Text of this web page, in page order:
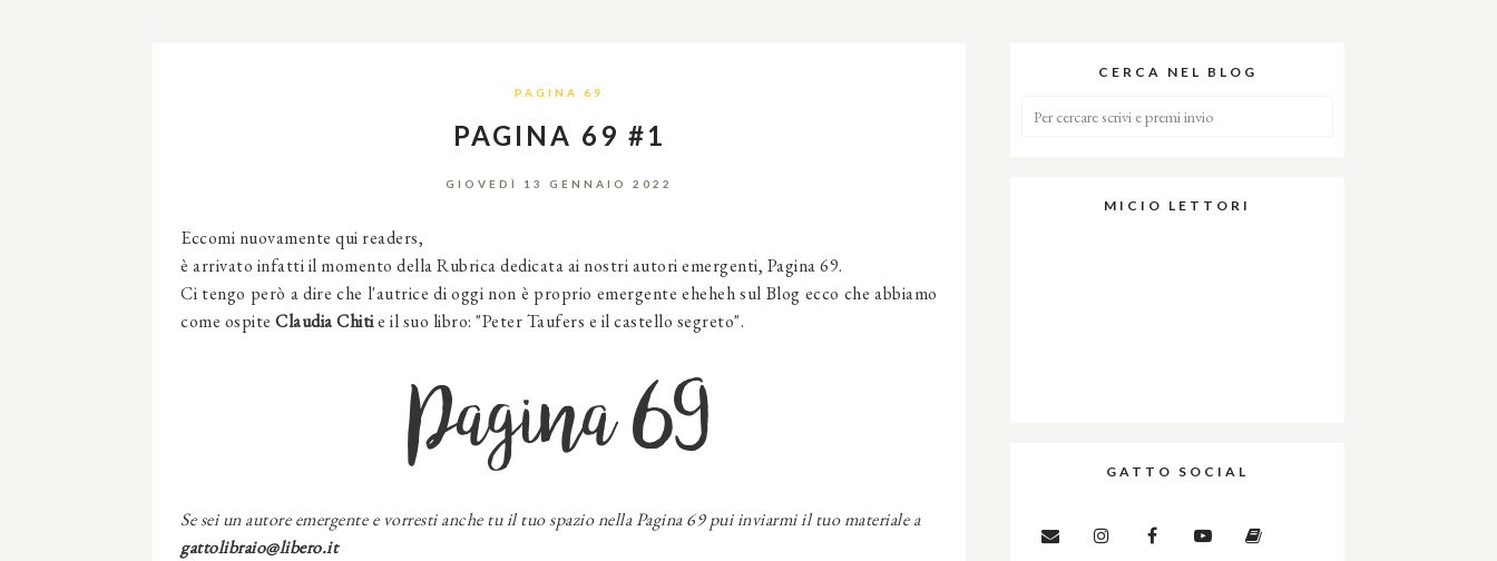
PAGINA 69
PAGINA 69 #1
GIOVEDÌ 13 GENNAIO 2022
Eccomi nuovamente qui readers,
è arrivato infatti il momento della Rubrica dedicata ai nostri autori emergenti, Pagina 69.
Ci tengo però a dire che l'autrice di oggi non è proprio emergente eheheh sul Blog ecco che abbiamo
come ospite Claudia Chitie il suo libro: "Peter Taufers e il castello segreto".
Pagina 69
Se sei un autore emergente e vorresti anche tu il tuo spazio nella Pagina 69 pui inviarmi il tuo materiale a
gattolibraio@libero.it
CERCA NEL BLOG
MICIO LETTORI
GATTO SOCIAL